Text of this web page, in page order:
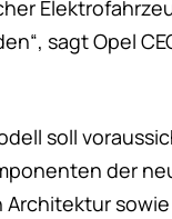
sagt Opel
soll
der